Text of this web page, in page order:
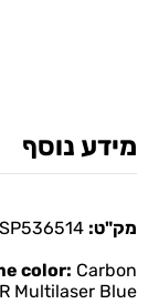
מידע נוסף
מק"ט:
color: Carbon
Multilaser Blue